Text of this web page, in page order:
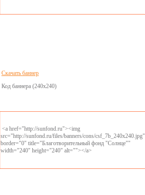
Скачать баннер
Код баннера (240x240)
<a href="http://sunfond.ru"><img
src="http://sunfond.ru/files/banners/cons/csf_7b_240x240.jpg"
border="0" title="Благотворительный фонд "Солнце""
width="240" height="240" alt=""></a>